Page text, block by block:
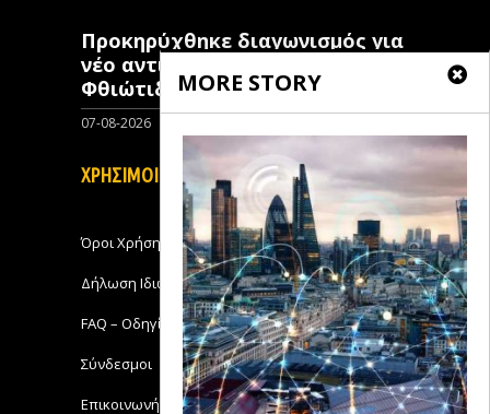
MORE STORY
Προκηρύχθηκε διαγωνισμός για
νέo αντιπλημμυρικό έργο στη
Φθιώτιδα
07-08-2026
ΧΡΗΣΙΜΟΙ ΣΥΝΔΕΣΜΟΙ
Όροι Χρήσης
Δήλωση Ιδιωτικότητας
FAQ – Οδηγίες Χρήσης
Σύνδεσμοι
Επικοινωνήστε με το Michanikos-Online